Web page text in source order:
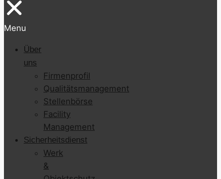
Menu
Über
uns
Firmenprofil
Qualitätsmanagement
Stellenbörse
Facility
Management
Sicherheitsdienst
Werk
&